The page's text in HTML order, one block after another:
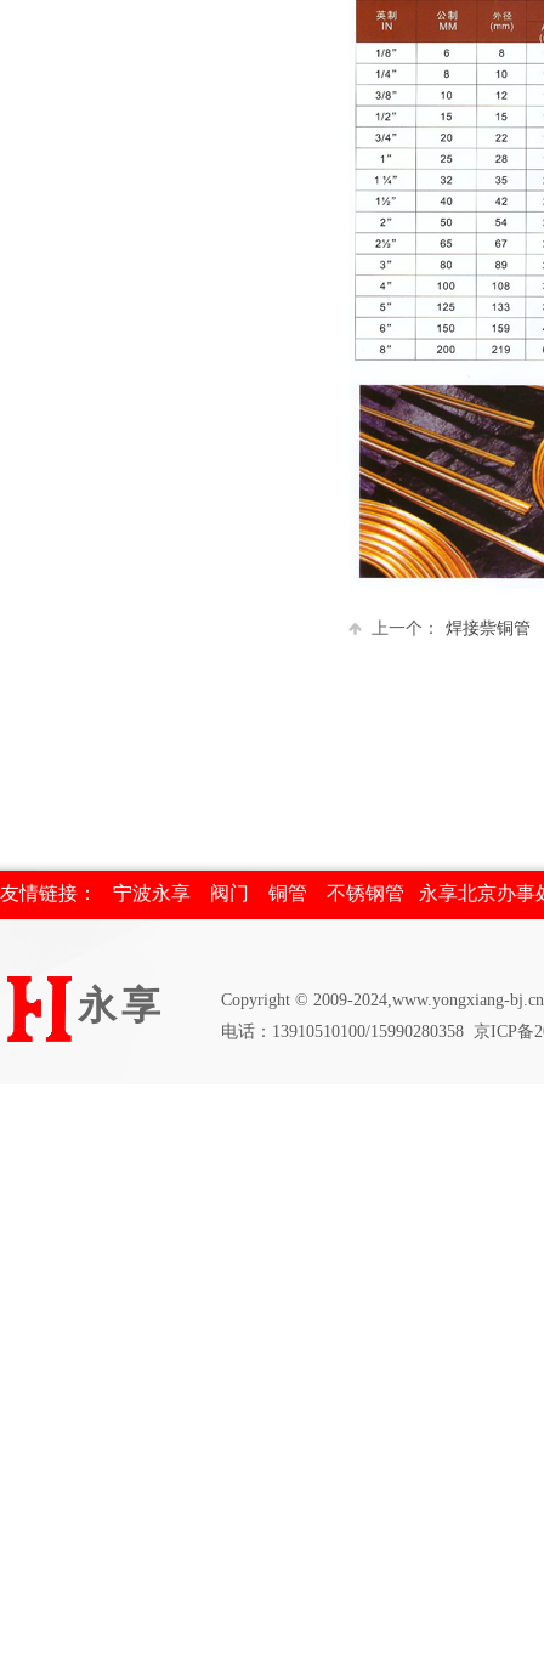
上一个： 焊接祡铜管
友情链接： 宁波永享 阀门 铜管 不锈钢管 永享北京办事
Copyright © 2009-2024,www.yongxiang-bj
电话 ： 13910510100/15990280358 京ICP备
永享